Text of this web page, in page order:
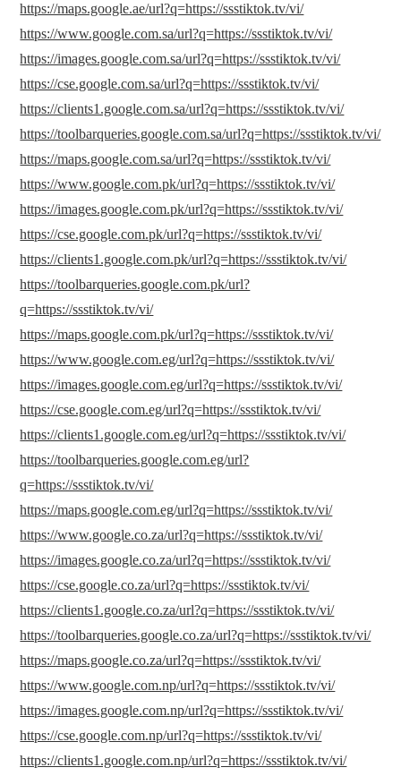
https://maps.google.ae/url?q=https://ssstiktok.tv/vi/
https://www.google.com.sa/url?q=https://ssstiktok.tv/vi/
https://images.google.com.sa/url?q=https://ssstiktok.tv/vi/
https://cse.google.com.sa/url?q=https://ssstiktok.tv/vi/
https://clients1.google.com.sa/url?q=https://ssstiktok.tv/vi/
https://toolbarqueries.google.com.sa/url?q=https://ssstiktok.tv/vi/
https://maps.google.com.sa/url?q=https://ssstiktok.tv/vi/
https://www.google.com.pk/url?q=https://ssstiktok.tv/vi/
https://images.google.com.pk/url?q=https://ssstiktok.tv/vi/
https://cse.google.com.pk/url?q=https://ssstiktok.tv/vi/
https://clients1.google.com.pk/url?q=https://ssstiktok.tv/vi/
https://toolbarqueries.google.com.pk/url?
q=https://ssstiktok.tv/vi/
https://maps.google.com.pk/url?q=https://ssstiktok.tv/vi/
https://www.google.com.eg/url?q=https://ssstiktok.tv/vi/
https://images.google.com.eg/url?q=https://ssstiktok.tv/vi/
https://cse.google.com.eg/url?q=https://ssstiktok.tv/vi/
https://clients1.google.com.eg/url?q=https://ssstiktok.tv/vi/
https://toolbarqueries.google.com.eg/url?
q=https://ssstiktok.tv/vi/
https://maps.google.com.eg/url?q=https://ssstiktok.tv/vi/
https://www.google.co.za/url?q=https://ssstiktok.tv/vi/
https://images.google.co.za/url?q=https://ssstiktok.tv/vi/
https://cse.google.co.za/url?q=https://ssstiktok.tv/vi/
https://clients1.google.co.za/url?q=https://ssstiktok.tv/vi/
https://toolbarqueries.google.co.za/url?q=https://ssstiktok.tv/vi/
https://maps.google.co.za/url?q=https://ssstiktok.tv/vi/
https://www.google.com.np/url?q=https://ssstiktok.tv/vi/
https://images.google.com.np/url?q=https://ssstiktok.tv/vi/
https://cse.google.com.np/url?q=https://ssstiktok.tv/vi/
https://clients1.google.com.np/url?q=https://ssstiktok.tv/vi/